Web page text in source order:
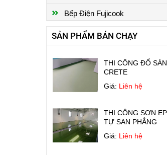
Bếp Điện Fujicook
SẢN PHẨM BÁN CHẠY
Giá:Liên hệ
CRETE
TỰ SAN PHẲNG